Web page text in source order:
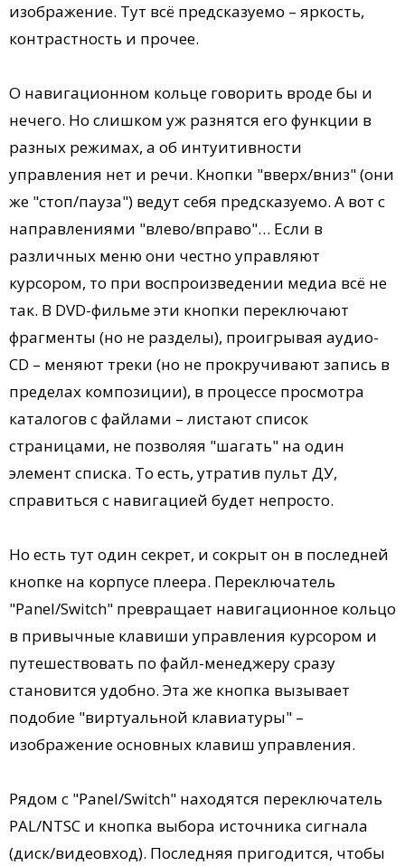
изображение. Тут всё предсказуемо – яркость,
контрастность и прочее.
О навигационном кольце говорить вроде бы и
нечего. Но слишком уж разнятся его функции в
разных режимах, а об интуитивности
управления нет и речи. Кнопки "вверх/вниз" (они
же "стоп/пауза") ведут себя предсказуемо. А вот с
направлениями "влево/вправо"… Если в
различных меню они честно управляют
курсором, то при воспроизведении медиа всё не
так. В DVD-фильме эти кнопки переключают
фрагменты (но не разделы), проигрывая аудио-
CD – меняют треки (но не прокручивают запись в
пределах композиции), в процессе просмотра
каталогов с файлами – листают список
страницами, не позволяя "шагать" на один
элемент списка. То есть, утратив пульт ДУ,
справиться с навигацией будет непросто.
Но есть тут один секрет, и сокрыт он в последней
кнопке на корпусе плеера. Переключатель
"Panel/Switch" превращает навигационное кольцо
в привычные клавиши управления курсором и
путешествовать по файл-менеджеру сразу
становится удобно. Эта же кнопка вызывает
подобие "виртуальной клавиатуры" –
изображение основных клавиш управления.
Рядом с "Panel/Switch" находятся переключатель
PAL/NTSC и кнопка выбора источника сигнала
(диск/видеовход). Последняя пригодится, чтобы